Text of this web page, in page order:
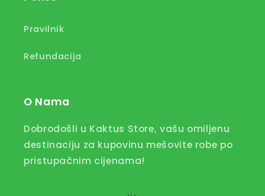
Pravilnik
Refundacija
O Nama
Dobrodošli u Kaktus Store, vašu omiljenu
destinaciju za kupovinu mešovite robe po
pristupačnim cijenama!